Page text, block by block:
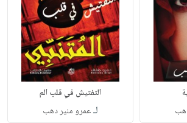
التفتيش في قلب الم
لـعمرو منير دهب